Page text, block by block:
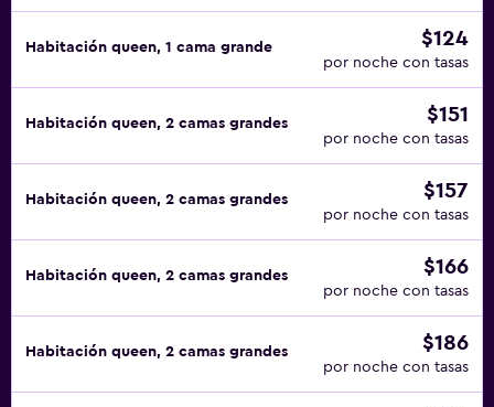
Habitación queen, 1 cama grande $124
por noche con tasas
Habitación queen, 2 camas grandes $151
por noche con tasas
Habitación queen, 2 camas grandes $157
por noche con tasas
Habitación queen, 2 camas grandes $166
por noche con tasas
Habitación queen, 2 camas grandes $186
por noche con tasas